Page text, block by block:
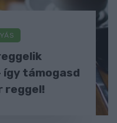
így támogasd
reggel!